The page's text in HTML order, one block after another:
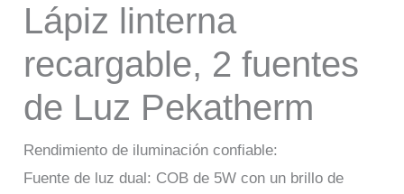
Lápiz linterna
recargable, 2 fuentes
de Luz Pekatherm
Rendimiento de iluminación confiable:
Fuente de luz dual: COB de 5W con un brillo de